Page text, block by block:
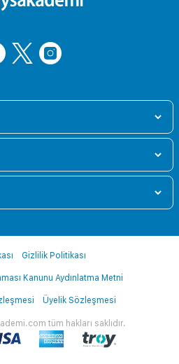
tüm hakları saklıdır.
Gizlilik Politikası
Kanunu Aydınlatma Metni
Üyelik Sözleşmesi